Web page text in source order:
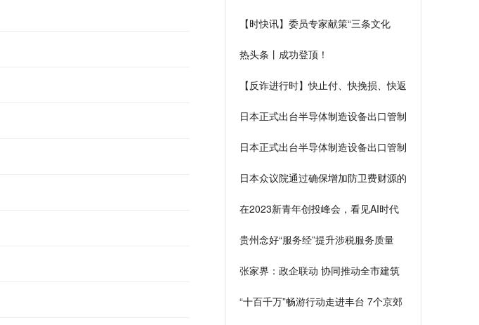
【时快讯】委员专家献策“三条文化
用
热头条丨成功登顶！
【反诈进行时】快止付、快挽损、快返
关注
日本正式出台半导体制造设备出口管制
日本正式出台半导体制造设备出口管制
日本众议院通过确保增加防卫费财源的
在2023新青年创投峰会，看见AI时代
贵州念好“服务经”提升涉税服务质量
张家界：政企联动 协同推动全市建筑
“十百千万”畅游行动走进丰台 7个京郊